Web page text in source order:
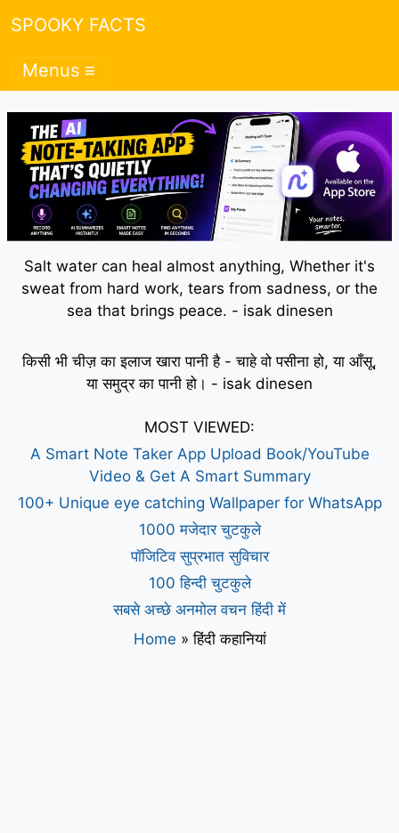
SPOOKY FACTS
Menus ≡
Salt water can heal almost anything, Whether it's
sweat from hard work, tears from sadness, or the
sea that brings peace. - isak dinesen
किसी भी चीज़ का इलाज खारा पानी है - चाहे वो पसीना हो, या आँसू,
या समुद्र का पानी हो। - isak dinesen
MOST VIEWED:
A Smart Note Taker App Upload Book/YouTube
Video & Get A Smart Summary
100+ Unique eye catching Wallpaper for WhatsApp
1000 मजेदार चुटकुले
पॉजिटिव सुप्रभात सुविचार
100 हिन्दी चुटकुले
सबसे अच्छे अनमोल वचन हिंदी में
Home »हिंदी कहानियां